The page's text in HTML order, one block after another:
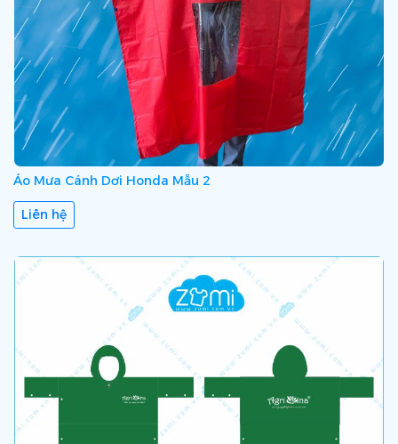
Áo Mưa Cánh Dơi Honda Mẫu 2
Liên hệ